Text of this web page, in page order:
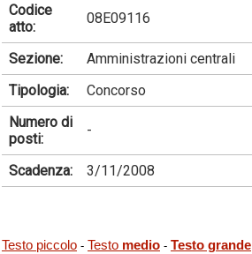
Codice
atto:
08E09116
Sezione:
Amministrazioni centrali
Tipologia:
Concorso
Numero di
posti:
-
Scadenza: 3/11/2008
Testo piccolo - Testo medio - Testo grande